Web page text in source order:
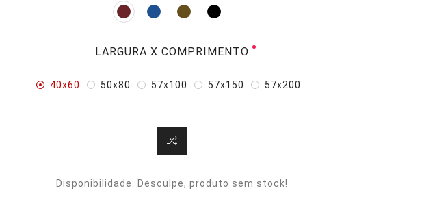
LARGURA X COMPRIMENTO
40x60 50x80 57x100 57x150 57x200
Disponibilidade: Desculpe, produto sem stock!